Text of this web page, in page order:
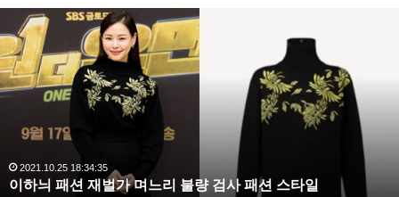
하
늬
패
션
며
느
2021.10.25 18:34:35
이하늬 패션 재벌가 며느리 불량 검사 패션 스타일